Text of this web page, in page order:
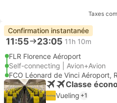
Taxes
Confirmation instantanée
11:55 23:05 11h 10m
FLR Florence Aéroport
Self-connecting | Avion+Avion
FCO Léonard de Vinci Aéroport,
Vueling +1